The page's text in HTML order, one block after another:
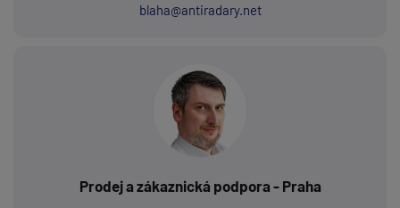
blaha@antiradary.net
Prodej a zákaznická podpora - Praha